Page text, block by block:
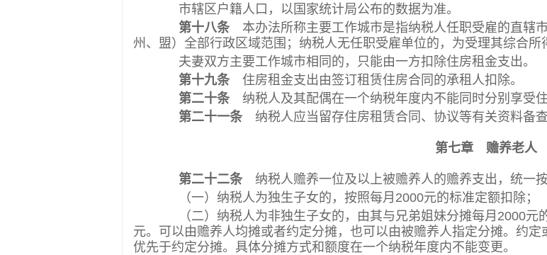
市辖区户籍人口，以国家统计局公布的数据为准。
第十八条 本办法所称主要工作城市是指纳税人任职受雇的直辖
州、盟）全部行政区域范围；纳税人无任职受雇单位的，为受理其综合所
夫妻双方主要工作城市相同的，只能由一方扣除住房租金支出。
第十九条 住房租金支出由签订租赁住房合同的承租人扣除。
第二十条 纳税人及其配偶在一个纳税年度内不能同时分别享受
第二十一条 纳税人应当留存住房租赁合同、协议等有关资料备查
第七章 赡养老人
第二十二条 纳税人赡养一位及以上被赡养人的赡养支出，统一
（一）纳税人为独生子女的，按照每月2000元的标准定额扣除；
（二）纳税人为非独生子女的，由其与兄弟姐妹分摊每月2000元
元。可以由赡养人均摊或者约定分摊，也可以由被赡养人指定分摊。约
优先于约定分摊。具体分摊方式和额度在一个纳税年度内不能变更。